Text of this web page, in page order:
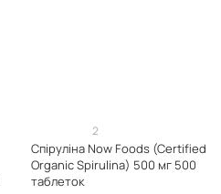
2
Спіруліна Now Foods (Certified
Organic Spirulina) 500 мг 500
таблеток